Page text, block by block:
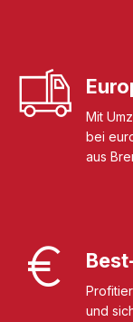
Mit
bei
aus
und